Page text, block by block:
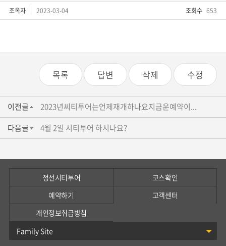
조옥자 2023-03-04 조회수 653
목록 답변 삭제 수정
이전글
2023년씨티투어는언제재개하나요지금운예약이...
다음글
4월 2일 시티투어 하시나요?
정선시티투어
코스확인
예약하기
고객센터
개인정보취급방침
Family Site